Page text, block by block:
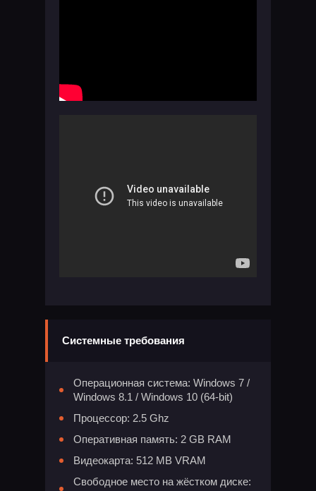
Системные требования
Операционная система: Windows 7 /
Windows 8.1 / Windows 10 (64-bit)
Процессор: 2.5 Ghz
Оперативная память: 2 GB RAM
Видеокарта: 512 MB VRAM
Свободное место на жёстком диске: